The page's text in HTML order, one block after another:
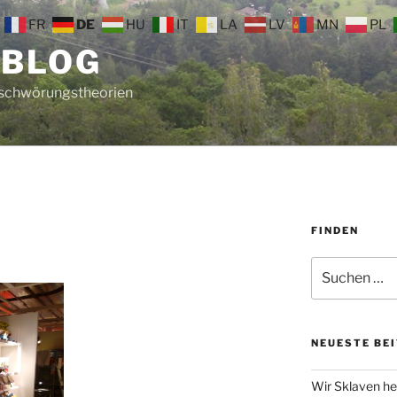
FINDEN
nach:
NEUESTE
Wir Sklaven
FR DE HU IT LA LV MN PL